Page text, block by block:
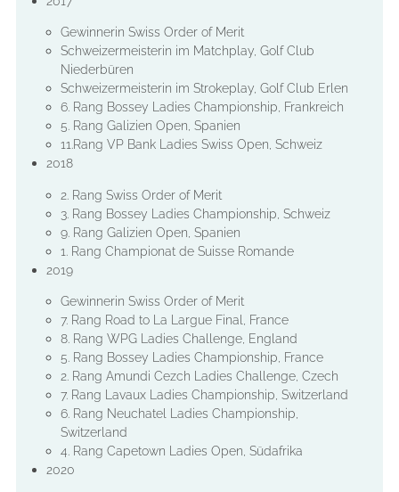
Gewinnerin Swiss Order of Merit
Schweizermeisterin im Matchplay, Golf Club
Niederbüren
Schweizermeisterin im Strokeplay, Golf Club Erlen
6. Rang Bossey Ladies Championship, Frankreich
5. Rang Galizien Open, Spanien
11.Rang VP Bank Ladies Swiss Open, Schweiz
2018
2. Rang Swiss Order of Merit
3. Rang Bossey Ladies Championship, Schweiz
9. Rang Galizien Open, Spanien
1. Rang Championat de Suisse Romande
2019
Gewinnerin Swiss Order of Merit
7. Rang Road to La Largue Final, France
8. Rang WPG Ladies Challenge, England
5. Rang Bossey Ladies Championship, France
2. Rang Amundi Cezch Ladies Challenge, Czech
7. Rang Lavaux Ladies Championship, Switzerland
6. Rang Neuchatel Ladies Championship,
Switzerland
4. Rang Capetown Ladies Open, Südafrika
2020